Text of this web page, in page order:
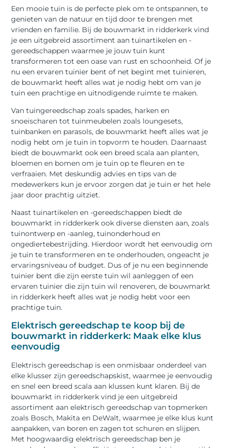
Een mooie tuin is de perfecte plek om te ontspannen, te
genieten van de natuur en tijd door te brengen met
vrienden en familie. Bij de bouwmarkt in ridderkerk vind
je een uitgebreid assortiment aan tuinartikelen en -
gereedschappen waarmee je jouw tuin kunt
transformeren tot een oase van rust en schoonheid. Of je
nu een ervaren tuinier bent of net begint met tuinieren,
de bouwmarkt heeft alles wat je nodig hebt om van je
tuin een prachtige en uitnodigende ruimte te maken.
Van tuingereedschap zoals spades, harken en
snoeischaren tot tuinmeubelen zoals loungesets,
tuinbanken en parasols, de bouwmarkt heeft alles wat je
nodig hebt om je tuin in topvorm te houden. Daarnaast
biedt de bouwmarkt ook een breed scala aan planten,
bloemen en bomen om je tuin op te fleuren en te
verfraaien. Met deskundig advies en tips van de
medewerkers kun je ervoor zorgen dat je tuin er het hele
jaar door prachtig uitziet.
Naast tuinartikelen en -gereedschappen biedt de
bouwmarkt in ridderkerk ook diverse diensten aan, zoals
tuinontwerp en -aanleg, tuinonderhoud en
ongediertebestrijding. Hierdoor wordt het eenvoudig om
je tuin te transformeren en te onderhouden, ongeacht je
ervaringsniveau of budget. Dus of je nu een beginnende
tuinier bent die zijn eerste tuin wil aanleggen of een
ervaren tuinier die zijn tuin wil renoveren, de bouwmarkt
in ridderkerk heeft alles wat je nodig hebt voor een
prachtige tuin.
Elektrisch gereedschap te koop bij de
bouwmarkt in ridderkerk: Maak elke klus
eenvoudig
Elektrisch gereedschap is een onmisbaar onderdeel van
elke klusser zijn gereedschapskist, waarmee je eenvoudig
en snel een breed scala aan klussen kunt klaren. Bij de
bouwmarkt in ridderkerk vind je een uitgebreid
assortiment aan elektrisch gereedschap van topmerken
zoals Bosch, Makita en DeWalt, waarmee je elke klus kunt
aanpakken, van boren en zagen tot schuren en slijpen.
Met hoogwaardig elektrisch gereedschap ben je